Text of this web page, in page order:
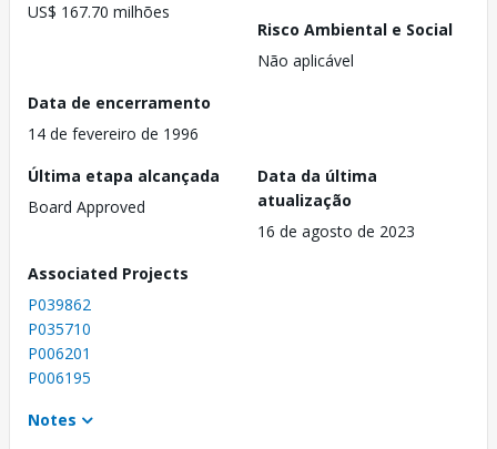
US$ 167.70 milhões
Risco Ambiental e Social
Não aplicável
Data de encerramento
14 de fevereiro de 1996
Última etapa alcançada
Board Approved
Data da última
atualização
16 de agosto de 2023
Associated Projects
P039862
P035710
P006201
P006195
Notes